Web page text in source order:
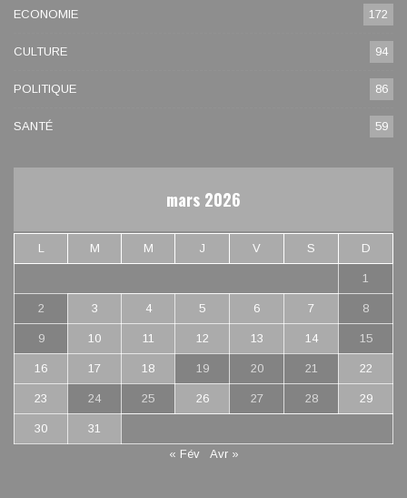
ECONOMIE 172
CULTURE 94
POLITIQUE 86
SANTÉ 59
mars 2026
L M M J V S D
1
2 3 4 5 6 7 8
9 10 11 12 13 14 15
16 17 18 19 20 21 22
23 24 25 26 27 28 29
30
31
« Fév
Avr »